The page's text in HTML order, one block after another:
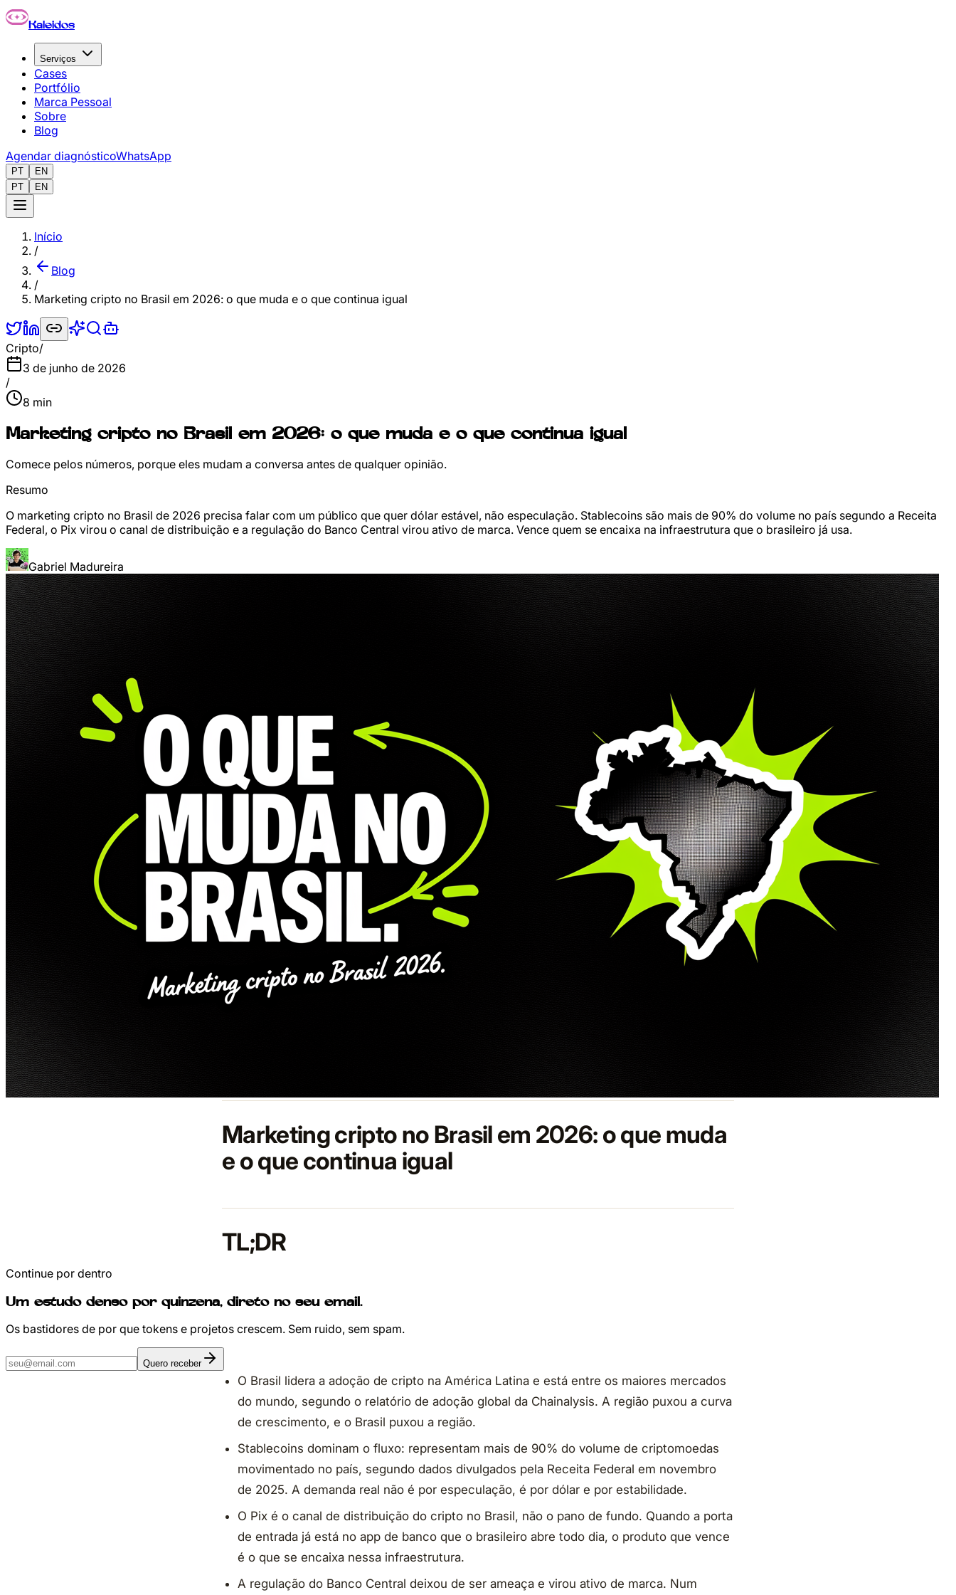
Pular para o conteúdo principal
Kaleidos
Serviços
Cases
Portfólio
Marca Pessoal
Sobre
Blog
Agendar diagnósticoWhatsApp
PT
EN
PT
EN
Início
/
Blog
/
Marketing cripto no Brasil em 2026: o que muda e o que continua igual
Cripto/
3 de junho de 2026
/
8 min
Marketing cripto no Brasil em 2026: o que muda e o que continua igual
Comece pelos números, porque eles mudam a conversa antes de qualquer opinião.
Resumo
O marketing cripto no Brasil de 2026 precisa falar com um público que quer dólar estável, não especulação. Stablecoins são mais de 90% do volume no país segundo a Receita
Federal, o Pix virou o canal de distribuição e a regulação do Banco Central virou ativo de marca. Vence quem se encaixa na infraestrutura que o brasileiro já usa.
Gabriel Madureira
Marketing cripto no Brasil em 2026: o que muda
e o que continua igual
TL;DR
Continue por dentro
Um estudo denso por quinzena, direto no seu email.
Os bastidores de por que tokens e projetos crescem. Sem ruido, sem spam.
Quero receber
O Brasil lidera a adoção de cripto na América Latina e está entre os maiores mercados
do mundo, segundo o relatório de adoção global da Chainalysis. A região puxou a curva
de crescimento, e o Brasil puxou a região.
Stablecoins dominam o fluxo: representam mais de 90% do volume de criptomoedas
movimentado no país, segundo dados divulgados pela Receita Federal em novembro
de 2025. A demanda real não é por especulação, é por dólar e por estabilidade.
O Pix é o canal de distribuição do cripto no Brasil, não o pano de fundo. Quando a porta
de entrada já está no app de banco que o brasileiro abre todo dia, o produto que vence
é o que se encaixa nessa infraestrutura.
A regulação do Banco Central deixou de ser ameaça e virou ativo de marca. Num